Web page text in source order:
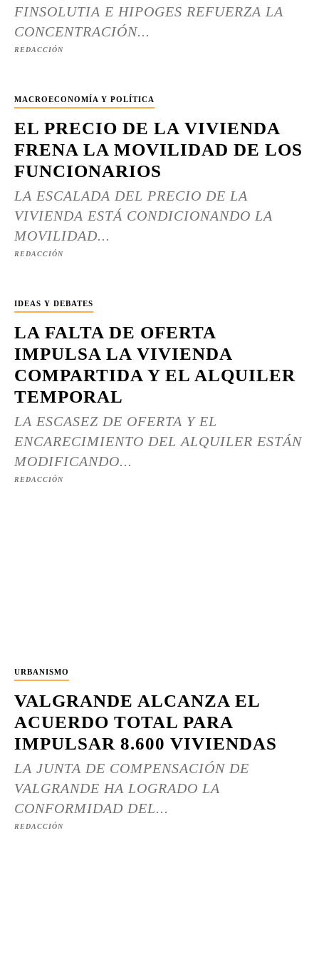
FINSOLUTIA E HIPOGES REFUERZA LA
CONCENTRACIÓN...
REDACCIÓN
MACROECONOMÍA Y POLÍTICA
EL PRECIO DE LA VIVIENDA
FRENA LA MOVILIDAD DE LOS
FUNCIONARIOS
LA ESCALADA DEL PRECIO DE LA
VIVIENDA ESTÁ CONDICIONANDO LA
MOVILIDAD...
REDACCIÓN
IDEAS Y DEBATES
LA FALTA DE OFERTA
IMPULSA LA VIVIENDA
COMPARTIDA Y EL ALQUILER
TEMPORAL
LA ESCASEZ DE OFERTA Y EL
ENCARECIMIENTO DEL ALQUILER ESTÁN
MODIFICANDO...
REDACCIÓN
URBANISMO
VALGRANDE ALCANZA EL
ACUERDO TOTAL PARA
IMPULSAR 8.600 VIVIENDAS
LA JUNTA DE COMPENSACIÓN DE
VALGRANDE HA LOGRADO LA
CONFORMIDAD DEL...
REDACCIÓN